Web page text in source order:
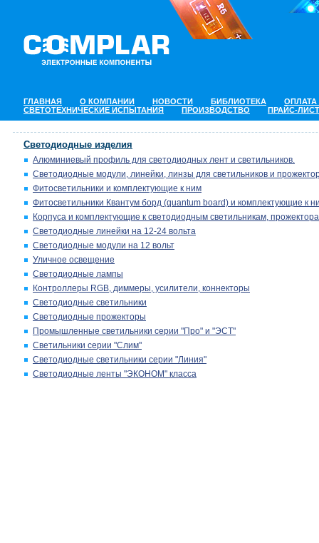
ГЛАВНАЯ О КОМПАНИИ НОВОСТИ БИБЛИОТЕКА
ОПЛАТА
СВЕТОТЕХНИЧЕСКИЕ ИСПЫТАНИЯ
ПРОИЗВОДСТВО ПРАЙС-ЛИСТ
Светодиодные изделия
Алюминиевый профиль для светодиодных лент и светильников.
Светодиодные модули, линейки, линзы для светильников и
Фитосветильники и комплектующие к ним
Фитосветильники Квантум борд (quantum board) и комплектующие к
Корпуса и комплектующие к светодиодным светильникам,
Светодиодные линейки на 12-24 вольта
Светодиодные модули на 12 вольт
Уличное освещение
Светодиодные лампы
Контроллеры RGB, диммеры, усилители, коннекторы
Светодиодные светильники
Светодиодные прожекторы
Промышленные светильники серии "Про" и "ЭСТ"
Светильники серии "Слим"
Светодиодные светильники серии "Линия"
Светодиодные ленты "ЭКОНОМ" класса